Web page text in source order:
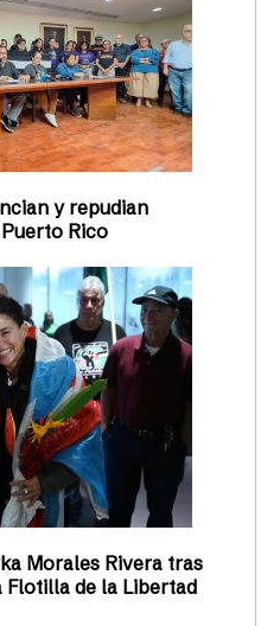
y repudian
Rico
Morales Rivera tras
de la Libertad